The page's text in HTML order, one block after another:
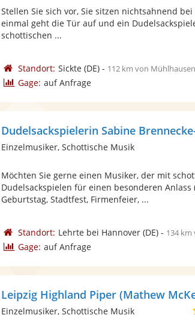
Stellen Sie sich vor, Sie sitzen nichtsahnend
einmal geht die Tür auf und ein
schottischen ...
Standort: Sickte(DE)- 112 km von Mühlhausen
Gage: auf Anfrage
Dudelsackspielerin Sabine
Einzelmusiker, Schottische Musik
Möchten Sie gerne einen Musiker, der mit
Dudelsackspielen für einen besonderen Anlass
Geburtstag, Stadtfest, Firmenfeier, ...
Standort: Lehrte bei Hannover(DE)- 134
Gage: auf Anfrage
Leipzig Highland Piper (Mathew
Einzelmusiker, Schottische Musik